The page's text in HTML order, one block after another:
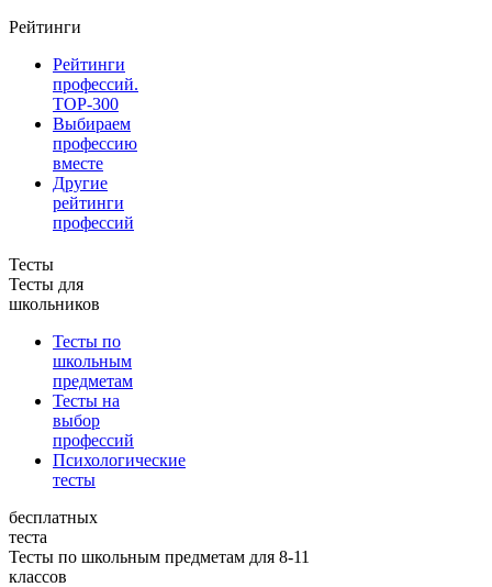
Рейтинги
Рейтинги
профессий.
TOP-300
Выбираем
профессию
вместе
Другие
рейтинги
профессий
Тесты
Тесты для
школьников
Тесты по
школьным
предметам
Тесты на
выбор
профессий
Психологические
тесты
бесплатных
теста
Тесты по школьным предметам для 8-11
классов